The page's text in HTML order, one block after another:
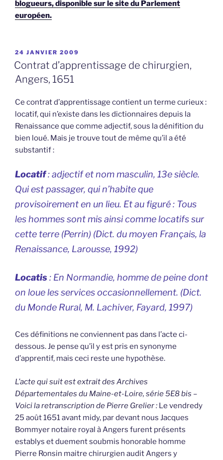
blogueurs, disponible sur le site du Parlement
européen.
PUBLIÉ
LE
24 JANVIER 2009
Contrat d’apprentissage de chirurgien,
Angers, 1651
Ce contrat d’apprentissage contient un terme curieux :
locatif, qui n’existe dans les dictionnaires depuis la
Renaissance que comme adjectif, sous la dénifition du
bien loué. Mais je trouve tout de même qu’il a été
substantif :
Locatif: adjectif et nom masculin, 13e siècle.
Qui est passager, qui n’habite que
provisoirement en un lieu. Et au figuré : Tous
les hommes sont mis ainsi comme locatifs sur
cette terre (Perrin) (Dict. du moyen Français, la
Renaissance, Larousse, 1992)
Locatis : En Normandie, homme de peine dont
on loue les services occasionnellement. (Dict.
du Monde Rural, M. Lachiver, Fayard, 1997)
Ces définitions ne conviennent pas dans l’acte ci-
dessous. Je pense qu’il y est pris en synonyme
d’apprentif, mais ceci reste une hypothèse.
L’acte qui suit est extrait des Archives
Départementales du Maine-et-Loire, série 5E8 bis –
Voici la retranscription de Pierre Grelier : Le vendredy
25 août 1651 avant midy, par devant nous Jacques
Bommyer notaire royal à Angers furent présents
establys et duement soubmis honorable homme
Pierre Ronsin maitre chirurgien audit Angers y